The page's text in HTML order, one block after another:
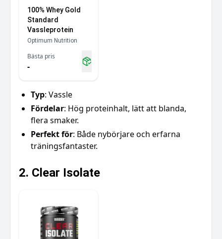
100% Whey Gold
Standard
Vassleprotein
Optimum Nutrition
Bästa pris
-
Typ: Vassle
Fördelar: Hög proteinhalt, lätt att blanda,
flera smaker.
Perfekt för: Både nybörjare och erfarna
träningsfantaster.
2. Clear Isolate